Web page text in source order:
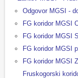
Odgovor MGSI -
FG koridor MGSI
FG koridor MGSI
FG koridor MGSI
FG koridor MGSI
Fruskogorski